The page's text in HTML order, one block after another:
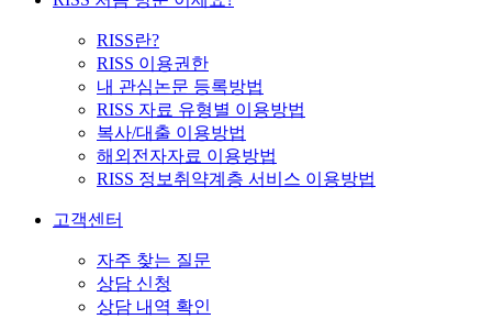
RISS란?
RISS 이용권한
내 관심논문 등록방법
RISS 자료 유형별 이용방법
복사/대출 이용방법
해외전자자료 이용방법
RISS 정보취약계층 서비스 이용방법
고객센터
자주 찾는 질문
상담 신청
상담 내역 확인